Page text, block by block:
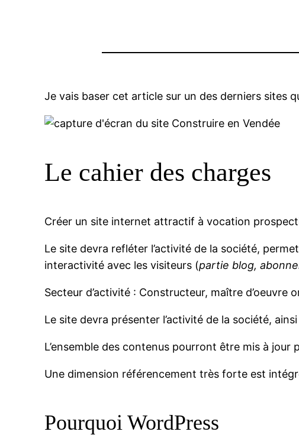
Je vais baser cet article sur un des derniers sites
Le cahier des charges
Créer un site internet attractif à vocation
Le site devra refléter l’activité de la société,
interactivité avec les visiteurs (partie blog,
Secteur d’activité : Constructeur, maître d’oeuvre
Le site devra présenter l’activité de la société,
L’ensemble des contenus pourront être mis à jour
Une dimension référencement très forte est
Pourquoi WordPress